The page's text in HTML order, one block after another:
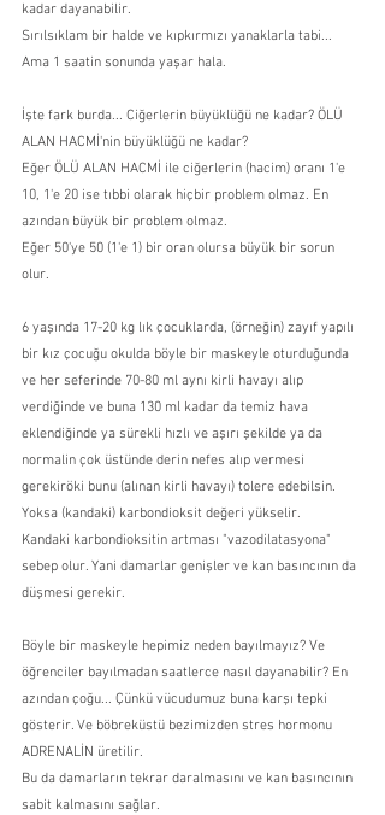
kadar dayanabilir.
Sırılsıklam bir halde ve kıpkırmızı yanaklarla tabi...
Ama 1 saatin sonunda yaşar hala.
İşte fark burda... Ciğerlerin büyüklüğü ne kadar? ÖLÜ
ALAN HACMİ'nin büyüklüğü ne kadar?
Eğer ÖLÜ ALAN HACMİ ile ciğerlerin (hacim) oranı 1'e
10, 1'e 20 ise tıbbi olarak hiçbir problem olmaz. En
azından büyük bir problem olmaz.
Eğer 50'ye 50 (1'e 1) bir oran olursa büyük bir sorun
olur.
6 yaşında 17-20 kg lık çocuklarda, (örneğin) zayıf yapılı
bir kız çocuğu okulda böyle bir maskeyle oturduğunda
ve her seferinde 70-80 ml aynı kirli havayı alıp
verdiğinde ve buna 130 ml kadar da temiz hava
eklendiğinde ya sürekli hızlı ve aşırı şekilde ya da
normalin çok üstünde derin nefes alıp vermesi
gerekiröki bunu (alınan kirli havayı) tolere edebilsin.
Yoksa (kandaki) karbondioksit değeri yükselir.
Kandaki karbondioksitin artması "vazodilatasyona"
sebep olur. Yani damarlar genişler ve kan basıncının da
düşmesi gerekir.
Böyle bir maskeyle hepimiz neden bayılmayız? Ve
öğrenciler bayılmadan saatlerce nasıl dayanabilir? En
azından çoğu... Çünkü vücudumuz buna karşı tepki
gösterir. Ve böbreküstü bezimizden stres hormonu
ADRENALİN üretilir.
Bu da damarların tekrar daralmasını ve kan basıncının
sabit kalmasını sağlar.